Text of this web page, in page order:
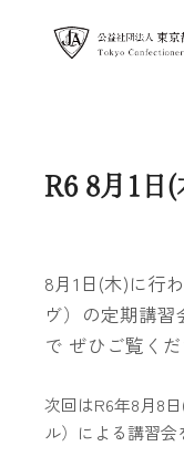
R6 8月1日
8月1日(木)に行
ヴ）の定期講
で ぜひご覧くだ
次回はR6年8月8
ル）による講習会